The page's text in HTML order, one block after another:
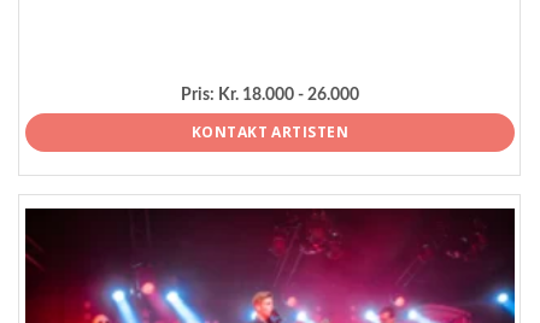
Pris: Kr. 18.000 - 26.000
KONTAKT ARTISTEN